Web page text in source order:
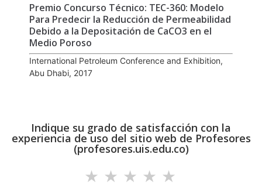
Premio Concurso Técnico: TEC-360: Modelo
Para Predecir la Reducción de Permeabilidad
Debido a la Depositación de CaCO3 en el
Medio Poroso
International Petroleum Conference and Exhibition,
Abu Dhabi, 2017
Indique su grado de satisfacción con la
experiencia de uso del sitio web de Profesores
(profesores.uis.edu.co)